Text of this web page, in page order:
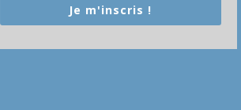
Je m'inscris !